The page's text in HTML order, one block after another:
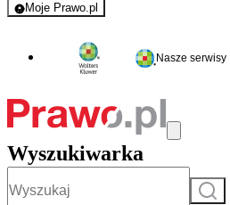
Moje Prawo.pl
- rejestracja i logowanie do serwisu
Nasze serwisy
Wyszukiwarka
Szukaj